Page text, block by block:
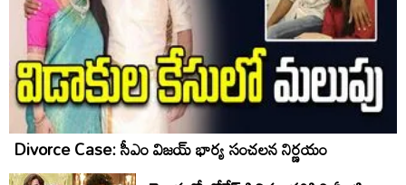
Divorce Case: సీఎం విజయ్ భార్య సంచలన నిర్ణయం